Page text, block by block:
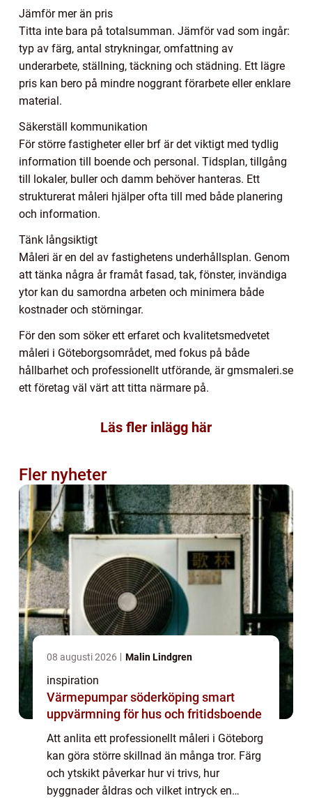
Jämför mer än pris
Titta inte bara på totalsumman. Jämför vad som ingår:
typ av färg, antal strykningar, omfattning av
underarbete, ställning, täckning och städning. Ett lägre
pris kan bero på mindre noggrant förarbete eller enklare
material.
Säkerställ kommunikation
För större fastigheter eller brf är det viktigt med tydlig
information till boende och personal. Tidsplan, tillgång
till lokaler, buller och damm behöver hanteras. Ett
strukturerat måleri hjälper ofta till med både planering
och information.
Tänk långsiktigt
Måleri är en del av fastighetens underhållsplan. Genom
att tänka några år framåt fasad, tak, fönster, invändiga
ytor kan du samordna arbeten och minimera både
kostnader och störningar.
För den som söker ett erfaret och kvalitetsmedvetet
måleri i Göteborgsområdet, med fokus på både
hållbarhet och professionellt utförande, är gmsmaleri.se
ett företag väl värt att titta närmare på.
Läs fler inlägg här
Fler nyheter
08 augusti 2026 Malin Lindgren
inspiration
Värmepumpar söderköping smart
uppvärmning för hus och fritidsboende
Att anlita ett professionellt måleri i Göteborg
kan göra större skillnad än många tror. Färg
och ytskikt påverkar hur vi trivs, hur
byggnader åldras och vilket intryck en